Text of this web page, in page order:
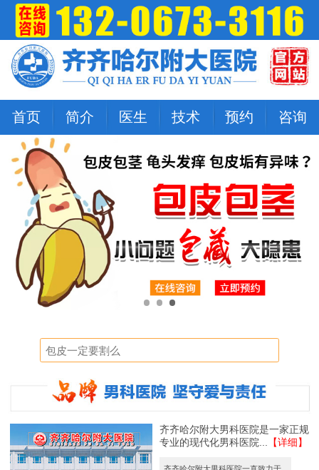
首页 简介 医生 技术 预约 咨询
齐齐哈尔附大男科医院是一家正规
专业的现代化男科医院...
【详细】